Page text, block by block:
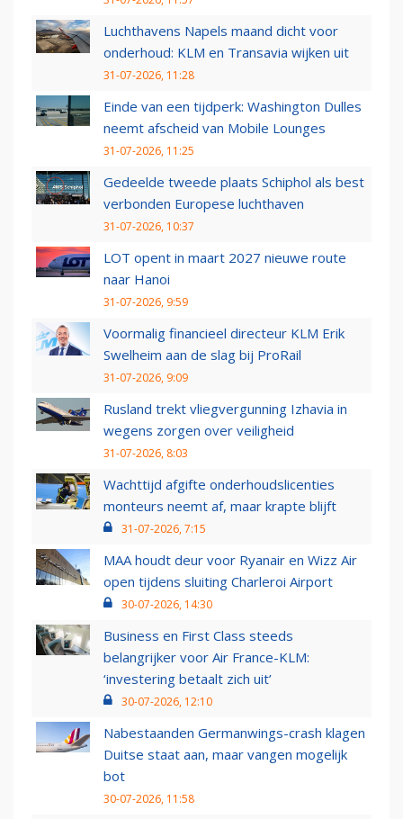
Luchthavens Napels maand dicht voor
onderhoud: KLM en Transavia wijken uit
31-07-2026, 11:28
Einde van een tijdperk: Washington Dulles
neemt afscheid van Mobile Lounges
31-07-2026, 11:25
Gedeelde tweede plaats Schiphol als best
verbonden Europese luchthaven
31-07-2026, 10:37
LOT opent in maart 2027 nieuwe route
naar Hanoi
31-07-2026, 9:59
Voormalig financieel directeur KLM Erik
Swelheim aan de slag bij ProRail
31-07-2026, 9:09
Rusland trekt vliegvergunning Izhavia in
wegens zorgen over veiligheid
31-07-2026, 8:03
Wachttijd afgifte onderhoudslicenties
monteurs neemt af, maar krapte blijft
31-07-2026, 7:15
MAA houdt deur voor Ryanair en Wizz Air
open tijdens sluiting Charleroi Airport
30-07-2026, 14:30
Business en First Class steeds
belangrijker voor Air France-KLM:
‘investering betaalt zich uit’
30-07-2026, 12:10
Nabestaanden Germanwings-crash klagen
Duitse staat aan, maar vangen mogelijk
bot
30-07-2026, 11:58